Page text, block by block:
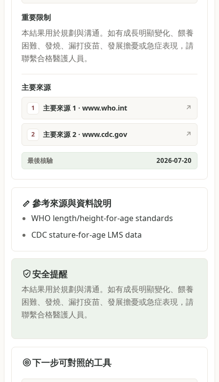
重要限制
本結果用於規劃與溝通。如有成長明顯變化、餵養
困難、發燒、漏打疫苗、發展擔憂或急症表現，請
聯繫合格醫護人員。
主要來源
1 主要來源 1 · www.who.int ↗
2 主要來源 2 · www.cdc.gov ↗
最後核驗 2026-07-20
參考來源與資料說明
WHO length/height-for-age standards
CDC stature-for-age LMS data
安全提醒
本結果用於規劃與溝通。如有成長明顯變化、餵養
困難、發燒、漏打疫苗、發展擔憂或急症表現，請
聯繫合格醫護人員。
下一步可對照的工具